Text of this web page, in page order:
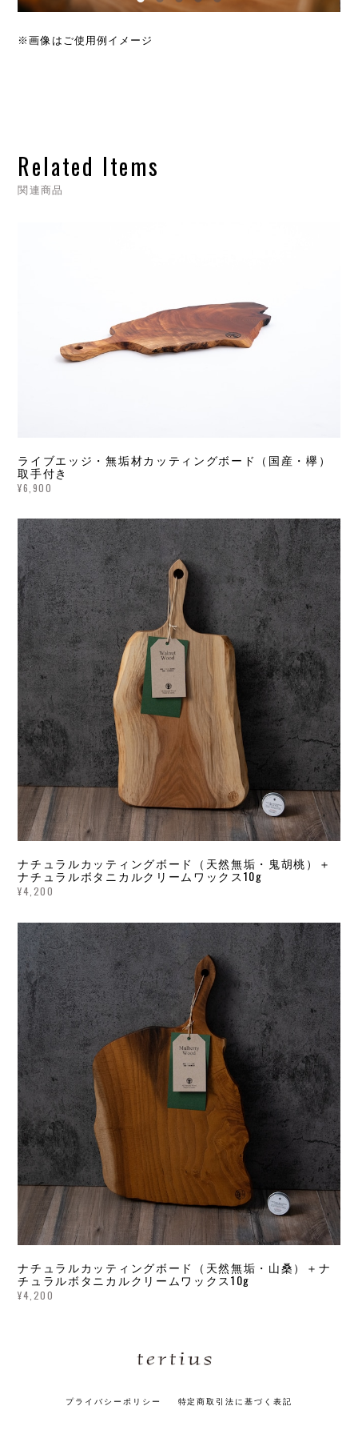
※画像はご使用例イメージ
Related Items
関連商品
ライブエッジ・無垢材カッティングボード（国産・欅）
取手付き
¥6,900
ナチュラルカッティングボード（天然無垢・鬼胡桃）＋
ナチュラルボタニカルクリームワックス10g
¥4,200
ナチュラルカッティングボード（天然無垢・山桑）＋ナ
チュラルボタニカルクリームワックス10g
¥4,200
プライバシーポリシー 特定商取引法に基づく表記